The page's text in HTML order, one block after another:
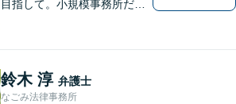
目指して。小規模事務所だか
い。相続・男女問題に注力し
ます。
鈴木 淳 弁護士
なごみ法律事務所